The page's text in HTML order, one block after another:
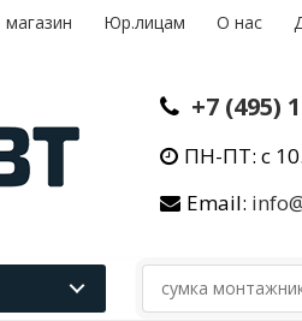
Юр.лицам О нас
+7 (495)
ПН-ПТ: с
Email: